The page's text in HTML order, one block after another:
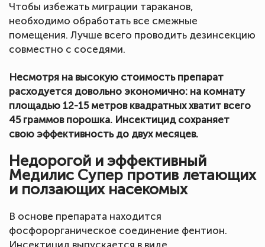
Чтобы избежать миграции тараканов,
необходимо обработать все смежные
помещения. Лучше всего проводить дезинсекцию
совместно с соседями.
Несмотря на высокую стоимость препарат
расходуется довольно экономично: на комнату
площадью 12-15 метров квадратных хватит всего
45 граммов порошка. Инсектицид сохраняет
свою эффективность до двух месяцев.
Недорогой и эффективный
Медилис Супер против летающих
и ползающих насекомых
В основе препарата находится
фосфорорганическое соединение фентион.